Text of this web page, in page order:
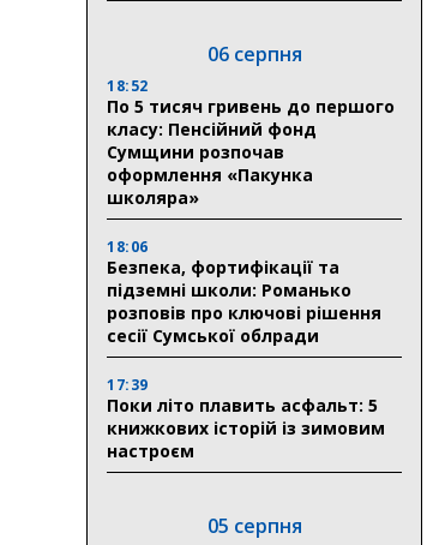
06 серпня
18:52
По 5 тисяч гривень до першого
класу: Пенсійний фонд
Сумщини розпочав
оформлення «Пакунка
школяра»
18:06
Безпека, фортифікації та
підземні школи: Романько
розповів про ключові рішення
сесії Сумської облради
17:39
Поки літо плавить асфальт: 5
книжкових історій із зимовим
настроєм
05 серпня